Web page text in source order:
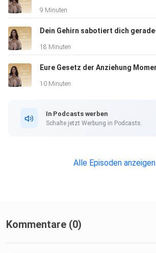
gesetzderanziehungp
9 Minuten
18 Minuten
10 Minuten
In Podcasts werben
Schalte jetzt Werbung in Podcasts.
Alle Episoden anzeigen
Kommentare (0)